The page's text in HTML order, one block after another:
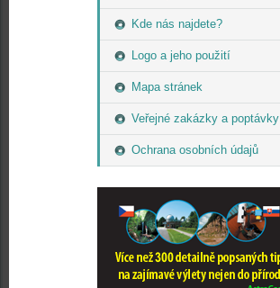
Kde nás najdete?
Logo a jeho použití
Mapa stránek
Veřejné zakázky a poptávky
Ochrana osobních údajů